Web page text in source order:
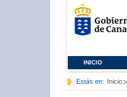
INICIO
Estás en: Inicio